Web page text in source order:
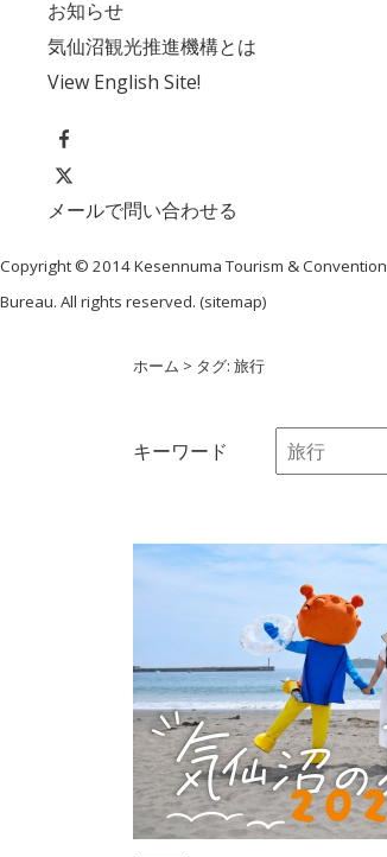
お知らせ
気仙沼観光推進機構とは
View English Site!
メールで問い合わせる
Copyright © 2014 Kesennuma Tourism & Convention
Bureau. All rights reserved. (sitemap)
ホーム > タグ: 旅行
キーワード